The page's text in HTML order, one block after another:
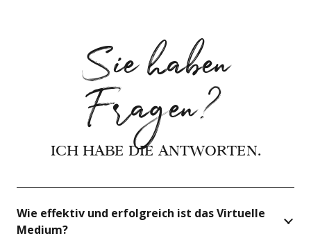
Sie haben
Fragen?
ICH HABE DIE ANTWORTEN.
Wie effektiv und erfolgreich ist das Virtuelle
Medium?